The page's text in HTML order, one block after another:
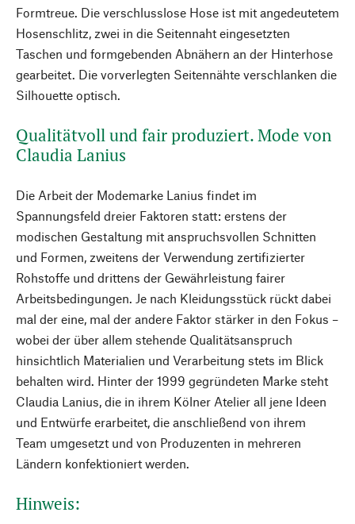
Formtreue. Die verschlusslose Hose ist mit angedeutetem
Hosenschlitz, zwei in die Seitennaht eingesetzten
Taschen und formgebenden Abnähern an der Hinterhose
gearbeitet. Die vorverlegten Seitennähte verschlanken die
Silhouette optisch.
Qualitätvoll und fair produziert. Mode von
Claudia Lanius
Die Arbeit der Modemarke Lanius findet im
Spannungsfeld dreier Faktoren statt: erstens der
modischen Gestaltung mit anspruchsvollen Schnitten
und Formen, zweitens der Verwendung zertifizierter
Rohstoffe und drittens der Gewährleistung fairer
Arbeitsbedingungen. Je nach Kleidungsstück rückt dabei
mal der eine, mal der andere Faktor stärker in den Fokus –
wobei der über allem stehende Qualitätsanspruch
hinsichtlich Materialien und Verarbeitung stets im Blick
behalten wird. Hinter der 1999 gegründeten Marke steht
Claudia Lanius, die in ihrem Kölner Atelier all jene Ideen
und Entwürfe erarbeitet, die anschließend von ihrem
Team umgesetzt und von Produzenten in mehreren
Ländern konfektioniert werden.
Hinweis: